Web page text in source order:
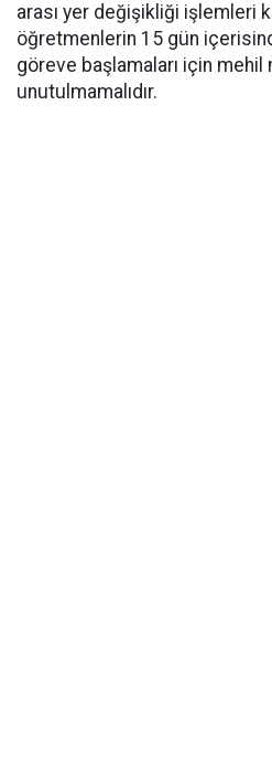
arası yer değişikliği işlemleri
öğretmenlerin 15 gün
göreve başlamaları için
unutulmamalıdır.